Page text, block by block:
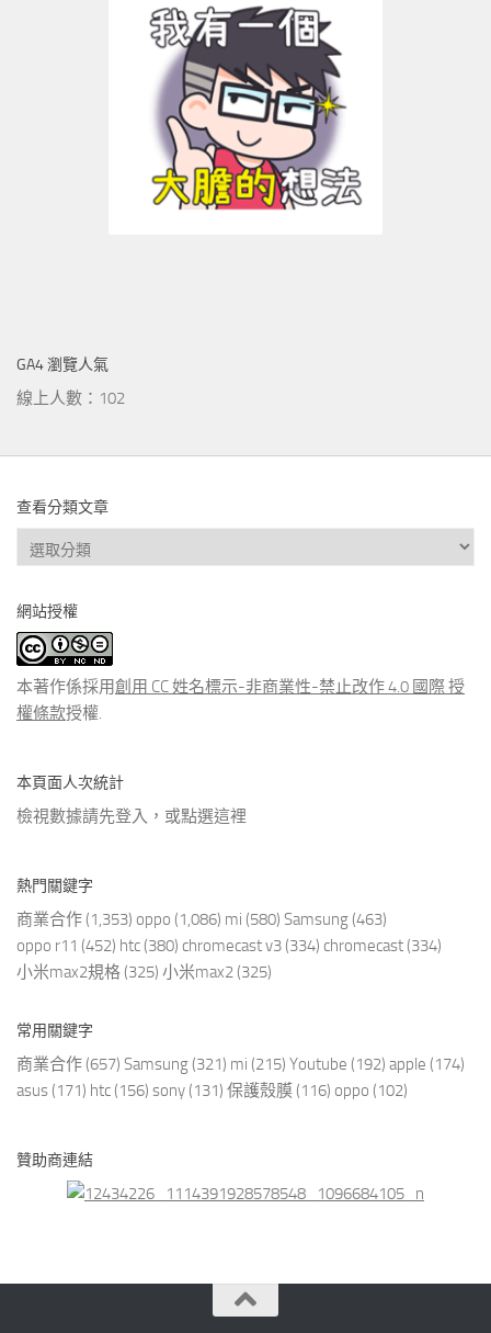
GA4 瀏覽人氣
線上人數：102
查看分類文章
查
看
類
文
章
網站授權
本著作係採用創用 CC 姓名標示-非商業性-禁止改作 4.0 國際 授
權條款授權.
本頁面人次統計
檢視數據請先登入，或點選這裡
熱門關鍵字
商業合作 (1,353) oppo (1,086) mi (580) Samsung (463)
oppo r11 (452) htc (380) chromecast v3 (334) chromecast (334)
小米max2規格 (325) 小米max2 (325)
常用關鍵字
商業合作 (657) Samsung (321) mi (215) Youtube (192) apple (174)
asus (171) htc (156) sony (131) 保護殼膜 (116) oppo (102)
贊助商連結